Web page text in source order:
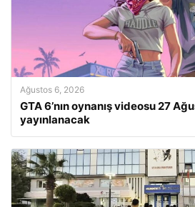
Ağustos 6, 2026
GTA 6’nın oynanış videosu 27
yayınlanacak